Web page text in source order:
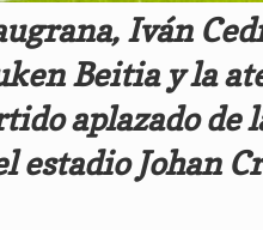
Iván
Beitia y la
aplazado de
estadio Johan